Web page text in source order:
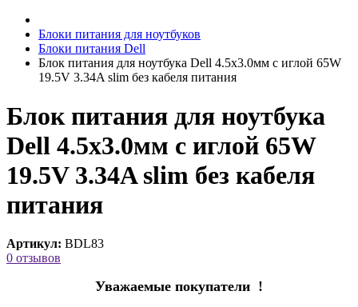
Блоки питания для ноутбуков
Блоки питания Dell
Блок питания для ноутбука Dell 4.5x3.0мм с иглой 65W
19.5V 3.34A slim без кабеля питания
Блок питания для ноутбука
Dell 4.5x3.0мм с иглой 65W
19.5V 3.34A slim без кабеля
питания
Артикул: BDL83
0 отзывов
Уважаемые покупатели !